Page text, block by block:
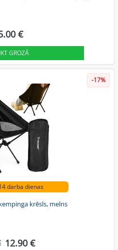
€
GROZĀ
-17%
darba dienas
krēsls, melns
12.90 €